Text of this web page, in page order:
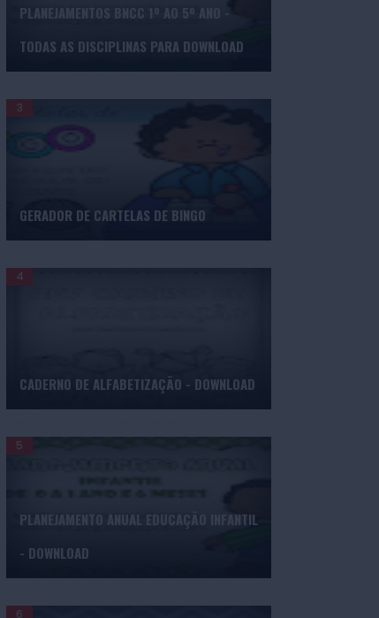
PLANEJAMENTOS BNCC 1º AO 5º ANO -
TODAS AS DISCIPLINAS PARA DOWNLOAD
GERADOR DE CARTELAS DE BINGO
CADERNO DE ALFABETIZAÇÃO - DOWNLOAD
PLANEJAMENTO ANUAL EDUCAÇÃO INFANTIL
- DOWNLOAD